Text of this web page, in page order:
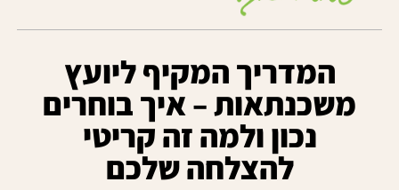
המדריך המקיף ליועץ
משכנתאות – איך בוחרים
נכון ולמה זה קריטי
להצלחה שלכם